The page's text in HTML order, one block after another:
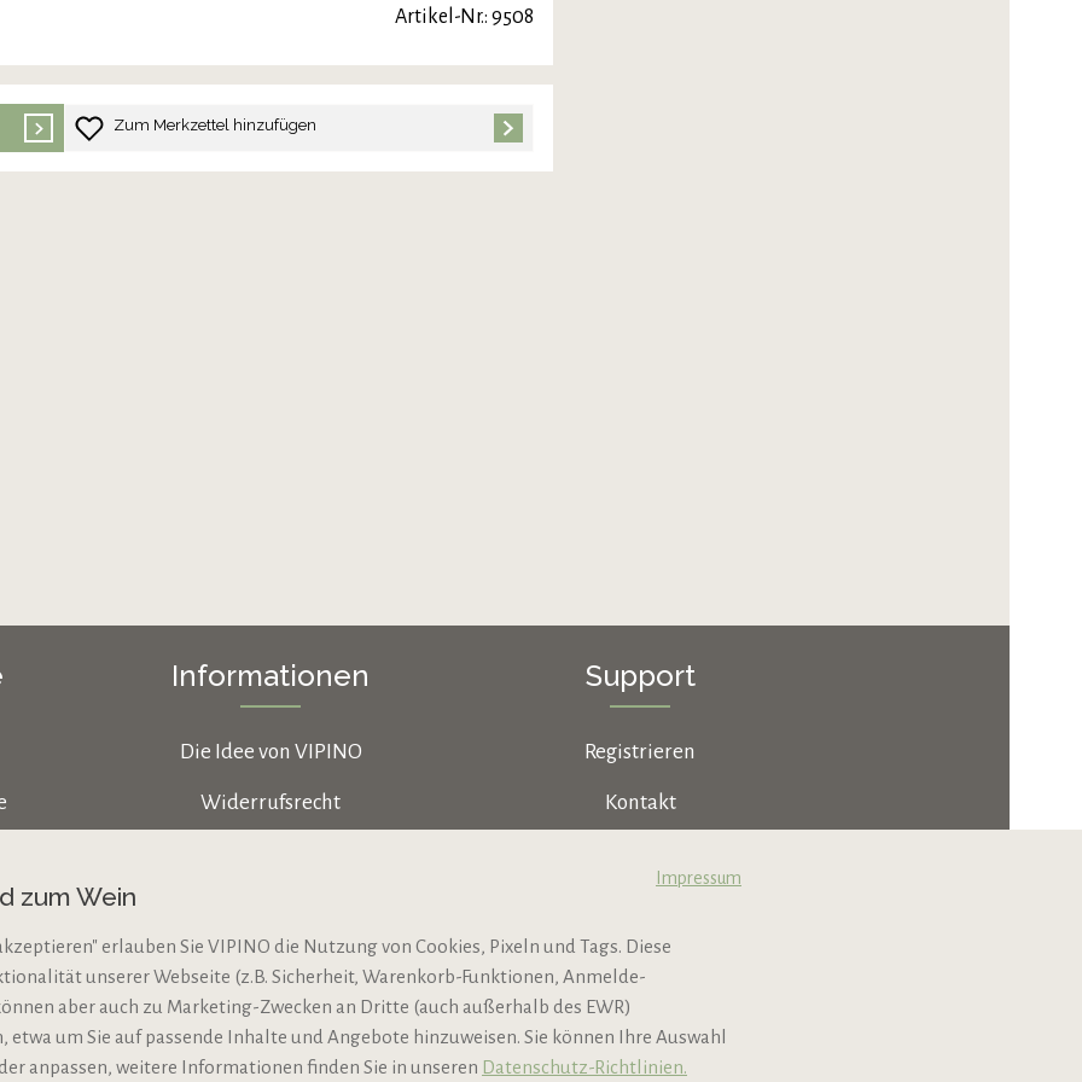
Artikel-Nr.: 9508
Zum Merkzettel hinzufügen
Informationen
Die Idee von VIPINO
Widerrufsrecht
Impressum
Jugendschutz
Support
Registrieren
Kontakt
Newsletter
Impressum
zum Wein
erlauben Sie VIPINO die Nutzung von Cookies, Pixeln und Tags. Diese
unserer Webseite (z.B. Sicherheit, Warenkorb-Funktionen, Anmelde-
aber auch zu Marketing-Zwecken an Dritte (auch außerhalb des EWR)
etwa um Sie auf passende Inhalte und Angebote hinzuweisen. Sie können Ihre Auswahl
anpassen, weitere Informationen finden Sie in unseren Datenschutz-Richtlinien.